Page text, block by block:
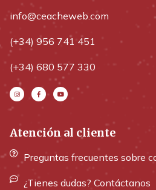
info@ceacheweb.com
(+34) 956 741 451
(+34) 680 577 330
Atención al cliente
Preguntas frecuentes sobre
¿Tienes dudas? Contáctanos